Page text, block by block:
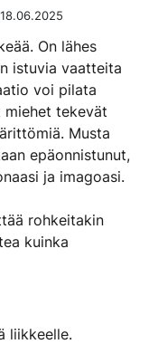
18.06.2025
On lähes
istuvia vaatteita
voi pilata
miehet tekevät
Musta
epäonnistunut,
ja imagoasi.
rohkeitakin
kuinka
liikkeelle.